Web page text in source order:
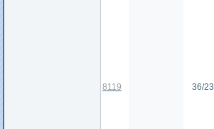
8119 36/23